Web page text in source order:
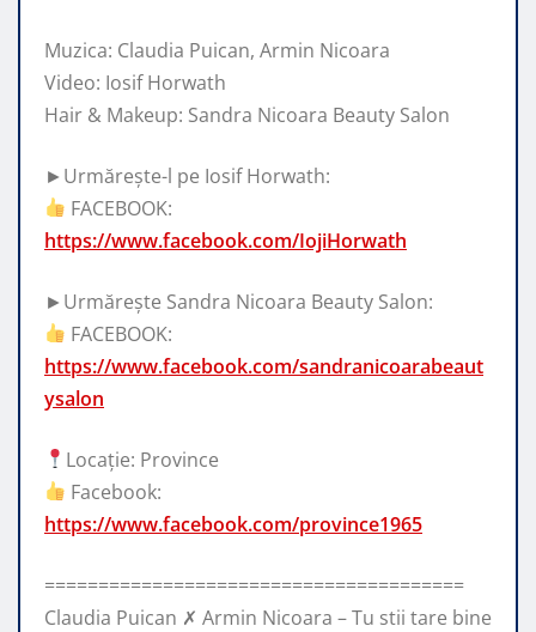
Muzica: Claudia Puican, Armin Nicoara
Video: Iosif Horwath
Hair & Makeup: Sandra Nicoara Beauty Salon
►Urmărește-l pe Iosif Horwath:
FACEBOOK:
https://www.facebook.com/IojiHorwath
►Urmărește Sandra Nicoara Beauty Salon:
FACEBOOK:
https://www.facebook.com/sandranicoarabeaut
ysalon
Locație: Province
Facebook:
https://www.facebook.com/province1965
=======================================
Claudia Puican ✗ Armin Nicoara – Tu stii tare bine